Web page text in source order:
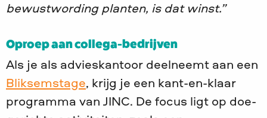
bewustwording planten, is dat winst.”
Oproep aan collega-bedrijven
Als je als advieskantoor deelneemt aan een
Bliksemstage, krijg je een kant-en-klaar
programma van JINC. De focus ligt op doe-